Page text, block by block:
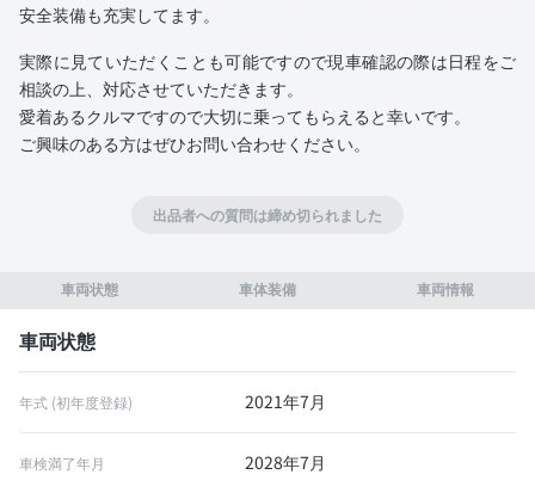
車両状態 車体装備 車両情報
車両状態
年式 (初年度登録) 2021年7月
車検満了年月 2028年7月
安全装備も充実してます。
実際に見ていただくことも可能ですので現車確認の際は日程をご
相談の上、対応させていただきます。
愛着あるクルマですので大切に乗ってもらえると幸いです。
ご興味のある方はぜひお問い合わせください。
出品者への質問は締め切られました